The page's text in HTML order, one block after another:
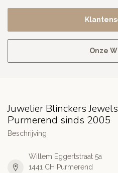
Onze
Juwelier Blinckers
Purmerend sinds 2005
Beschrijving
Willem Eggertstraat 5a
1441 CH Purmerend